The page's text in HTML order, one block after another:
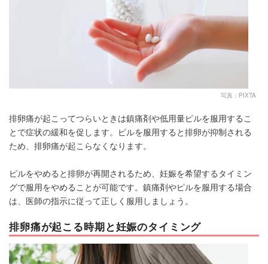
写真：PIXTA
排卵痛が起こってつらいときは鎮痛剤や低用量ピルを服用するこ
とで症状の緩和を促します。ピルを服用すると排卵が抑制される
ため、排卵痛が起こらなくなります。
ピルをやめると排卵が再開されるため、妊娠を希望するタイミン
グで服用をやめることが可能です。鎮痛剤やピルを服用する場合
は、医師の指示に従って正しく服用しましょう。
排卵痛が起こる時期と妊娠のタイミング